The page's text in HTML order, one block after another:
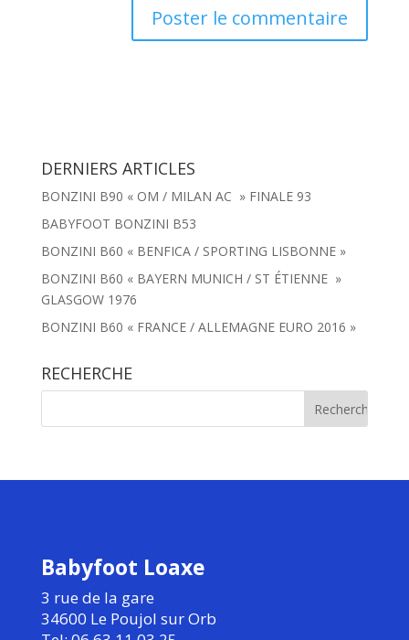
DERNIERS ARTICLES
BONZINI B90 « OM / MILAN AC » FINALE 93
BABYFOOT BONZINI B53
BONZINI B60 « BENFICA / SPORTING LISBONNE »
BONZINI B60 « BAYERN MUNICH / ST ÉTIENNE »
GLASGOW 1976
BONZINI B60 « FRANCE / ALLEMAGNE EURO 2016 »
RECHERCHE
Babyfoot Loaxe
3 rue de la gare
34600 Le Poujol sur Orb